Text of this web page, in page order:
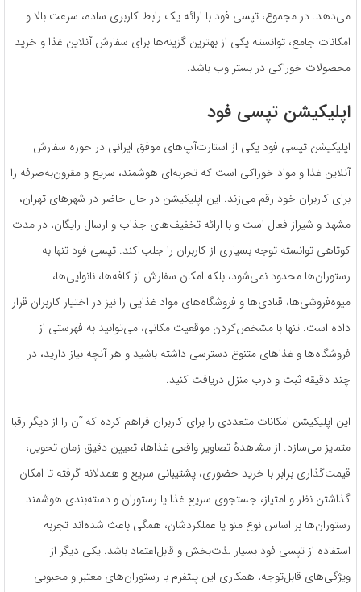
می‌دهد. در مجموع، تپسی فود با ارائه یک رابط کاربری ساده، سرعت بالا و
امکانات جامع، توانسته یکی از بهترین گزینه‌ها برای سفارش آنلاین غذا و خرید
محصولات خوراکی در بستر وب باشد.
اپلیکیشن تپسی فود
اپلیکیشن تپسی فود یکی از استارت‌آپ‌های موفق ایرانی در حوزه سفارش
آنلاین غذا و مواد خوراکی است که تجربه‌ای هوشمند، سریع و مقرون‌به‌صرفه را
برای کاربران خود رقم می‌زند. این اپلیکیشن در حال حاضر در شهرهای تهران،
مشهد و شیراز فعال است و با ارائه تخفیف‌های جذاب و ارسال رایگان، در مدت
کوتاهی توانسته توجه بسیاری از کاربران را جلب کند. تپسی فود تنها به
رستوران‌ها محدود نمی‌شود، بلکه امکان سفارش از کافه‌ها، نانوایی‌ها،
میوه‌فروشی‌ها، قنادی‌ها و فروشگاه‌های مواد غذایی را نیز در اختیار کاربران قرار
داده است. تنها با مشخص‌کردن موقعیت مکانی، می‌توانید به فهرستی از
فروشگاه‌ها و غذاهای متنوع دسترسی داشته باشید و هر آنچه نیاز دارید، در
چند دقیقه ثبت و درب منزل دریافت کنید.
این اپلیکیشن امکانات متعددی را برای کاربران فراهم کرده که آن را از دیگر رقبا
متمایز می‌سازد. از مشاهدهٔ تصاویر واقعی غذاها، تعیین دقیق زمان تحویل،
قیمت‌گذاری برابر با خرید حضوری، پشتیبانی سریع و همدلانه گرفته تا امکان
گذاشتن نظر و امتیاز، جستجوی سریع غذا یا رستوران و دسته‌بندی هوشمند
رستوران‌ها بر اساس نوع منو یا عملکردشان، همگی باعث شده‌اند تجربه
استفاده از تپسی فود بسیار لذت‌بخش و قابل‌اعتماد باشد. یکی دیگر از
ویژگی‌های قابل‌توجه، همکاری این پلتفرم با رستوران‌های معتبر و محبوبی